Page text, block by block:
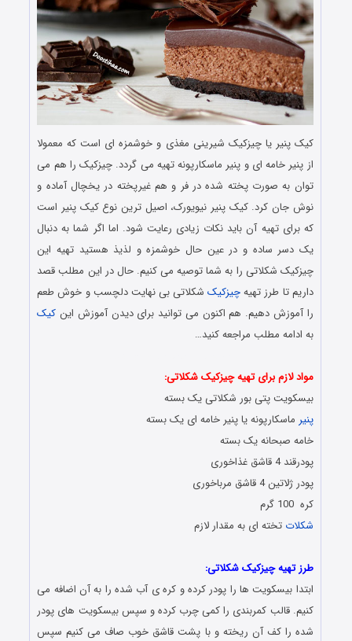
کیک پنیر یا چیزکیک شیرینی مغذی و خوشمزه ای است که معمولا
از پنیر خامه‌ ای و پنیر ماسکارپونه تهیه می گردد. چیزکیک را هم می
توان به صورت پخته شده در فر و هم غیرپخته در یخچال آماده و
نوش جان کرد. کیک پنیر نیویورک، اصیل ‌ترین نوع کیک پنیر است
که برای تهیه آن باید نکات زیادی رعایت شود. اما اگر شما به دنبال
یک دسر ساده و در عین حال خوشمزه و لذیذ هستید تهیه این
چیزکیک شکلاتی را به شما توصیه می کنیم. حال در این مطلب قصد
داریم تا طرز تهیهچیزکیکشکلاتی بی نهایت دلچسب و خوش طعم
را آموزش دهیم. هم اکنون می توانید برای دیدن آموزش این کیک
به ادامه مطلب مراجعه کنید…
مواد لازم برای تهیه چیزکیک شکلاتی:
بیسکویت پتی بور شکلاتی یک‌ بسته
پنیر ماسکارپونه یا پنیر خامه ای یک ‌بسته
خامه صبحانه یک ‌بسته
پودرقند 4 قاشق غذاخوری
پودر ژلاتین 4 قاشق مرباخوری
کره 100 گرم
شکلات تخته ای به مقدار لازم
طرز تهیه چیزکیک شکلاتی:
ابتدا بیسکویت ها را پودر کرده و کره ی آب شده را به آن اضافه می
کنیم. ‌قالب کمربندی را ‌کمی چرب کرده و سپس بیسکویت های پودر
شده را کف آن ریخته و با پشت قاشق خوب صاف ‌می کنیم سپس